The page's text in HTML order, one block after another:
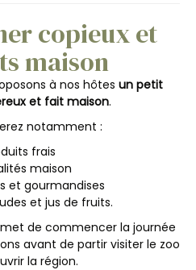
copieux et
maison
à nos hôtes un petit
et fait maison.
notamment :
frais
maison
et gourmandises
et jus de fruits.
de commencer la journée
avant de partir visiter le zoo
la région.